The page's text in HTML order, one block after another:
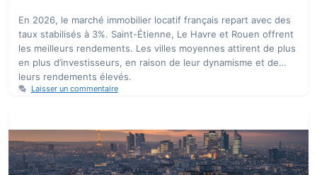
En 2026, le marché immobilier locatif français repart avec des
taux stabilisés à 3%. Saint-Étienne, Le Havre et Rouen offrent
les meilleurs rendements. Les villes moyennes attirent de plus
en plus d’investisseurs, en raison de leur dynamisme et de
leurs rendements élevés.
Laisser un commentaire